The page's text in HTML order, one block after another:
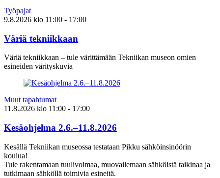
Työpajat
9.8.2026 klo 11:00 - 17:00
Väriä tekniikkaan
Väriä tekniikkaan – tule värittämään Tekniikan museon omien
esineiden värityskuvia
Muut tapahtumat
11.8.2026 klo 11:00 - 17:00
Kesäohjelma 2.6.–11.8.2026
Kesällä Tekniikan museossa testataan Pikku sähköinsinöörin
koulua!
Tule rakentamaan tuulivoimaa, muovailemaan sähköistä taikinaa ja
tutkimaan sähköllä toimivia esineitä.